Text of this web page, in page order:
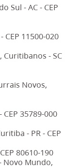
Sul - AC - CEP
CEP 11500-020
Curitibanos - SC
Novos,
35789-000
- PR - CEP
80610-190
Novo Mundo,